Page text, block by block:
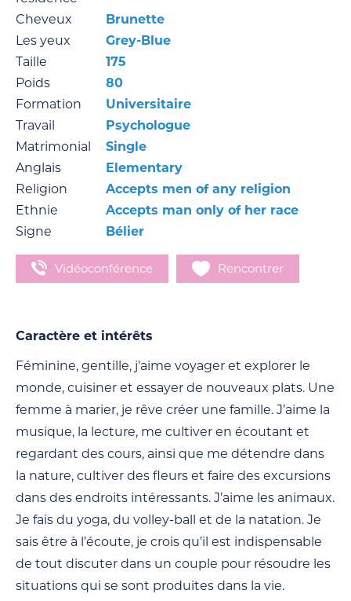
Cheveux
Brunette
Les yeux
Grey-Blue
Taille
175
Poids
80
Formation
Universitaire
Travail
Psychologue
Matrimonial
Single
Anglais
Elementary
Religion
Accepts men of any religion
Ethnie
Accepts man only of her race
Signe
Bélier
Vidéoconférence Rencontrer
Caractère et intérêts
Féminine, gentille, j'aime voyager et explorer le
monde, cuisiner et essayer de nouveaux plats. Une
femme à marier, je rêve créer une famille. J’aime la
musique, la lecture, me cultiver en écoutant et
regardant des cours, ainsi que me détendre dans
la nature, cultiver des fleurs et faire des excursions
dans des endroits intéressants. J’aime les animaux.
Je fais du yoga, du volley-ball et de la natation. Je
sais être à l’écoute, je crois qu’il est indispensable
de tout discuter dans un couple pour résoudre les
situations qui se sont produites dans la vie.